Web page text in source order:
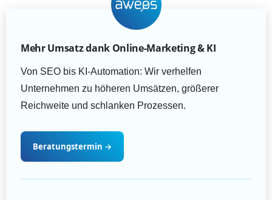
Mehr Umsatz dank Online-Marketing & KI
Von SEO bis KI-Automation: Wir verhelfen
Unternehmen zu höheren Umsätzen, größerer
Reichweite und schlanken Prozessen.
Beratungstermin →